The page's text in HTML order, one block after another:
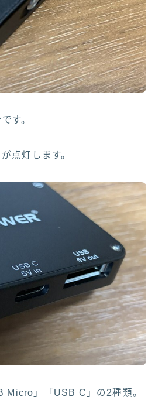
す。
点灯します。
Micro」「USB C」の2種類。